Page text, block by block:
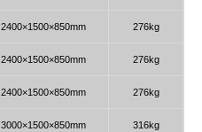
2400×1500×850mm 276kg
2400×1500×850mm 276kg
2400×1500×850mm 276kg
3000×1500×850mm 316kg